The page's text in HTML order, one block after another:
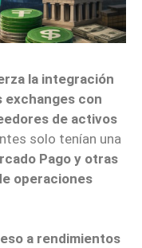
la integración
exchanges con
de activos
solo tenían una
Pago y otras
operaciones
a rendimientos